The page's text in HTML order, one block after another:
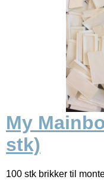
My
stk)
100 stk brikker til